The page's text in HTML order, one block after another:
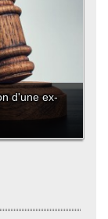
d'une ex-